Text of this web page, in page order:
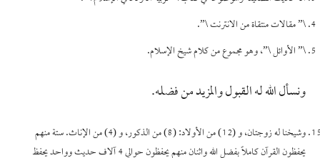
\” مقالات منتقاة من الانترنت \”.
\” الأوائل \”، وهو مجموع من كلام شيخ الإسلام.
ونسأل الله له القبول والمزيد من فضله.
وشيخنا له زوجتان، و (12) من الأولاد: (8) من الذكور، و (4) من الإناث. ستة منهم
يحفظون القرآن كاملاً بفضل الله واثنان منهم يحفظون حوالي 4 آلاف حديث وواحد يحفظ